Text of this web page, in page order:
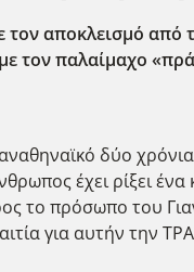
αποκλεισμό από
τον παλαίμαχο
δύο
έχει ρίξει
το πρόσωπο του
για αυτήν την